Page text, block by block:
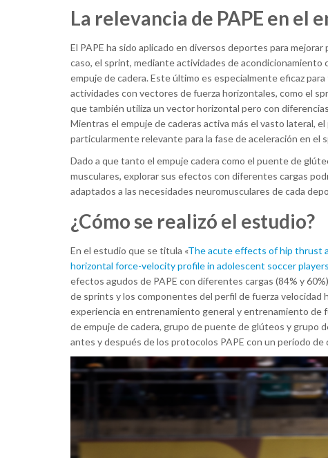
La relevancia de PAPE en
El PAPE ha sido aplicado en diversos deportes para
caso, el sprint, mediante actividades de
empuje de cadera. Este último es especialmente eficaz
actividades con vectores de fuerza horizontales, como el
que también utiliza un vector horizontal pero con
Mientras el empuje de caderas activa más el vasto lateral,
particularmente relevante para la fase de aceleración en el
Dado a que tanto el empuje cadera como el puente de
musculares, explorar sus efectos con diferentes cargas
adaptados a las necesidades neuromusculares de cada
¿Cómo se realizó el estudio?
En el estudio que se titula «The acute effects of hip thrust
horizontal force-velocity profile in adolescent soccer
efectos agudos de PAPE con diferentes cargas (84% y
de sprints y los componentes del perfil de fuerza
experiencia en entrenamiento general y entrenamiento de
de empuje de cadera, grupo de puente de glúteos y grupo
antes y después de los protocolos PAPE con un período de